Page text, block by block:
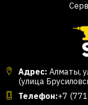
Адрес: Алматы,
(улица
Телефон:+7